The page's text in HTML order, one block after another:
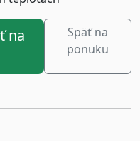
na
Späť na
ponuku